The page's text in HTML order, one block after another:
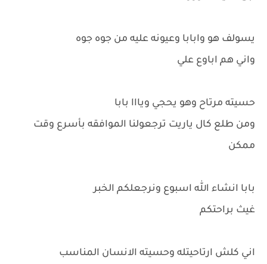
يسولف هو وابابا وعيونه عليه من جوه جوه
واني هم اباوع علي
حسيته مرتاح وهو يحجي ويااا بابا
ومن طلع كال ياريت ترجعولنا الموافقه بأسرع وقت
ممكن
بابا انشاء الله اسبوع ونرجعلكم الخبر
غيث براحتكم
اني كلش ارتاحيتله وحسيته الانسان المناسب